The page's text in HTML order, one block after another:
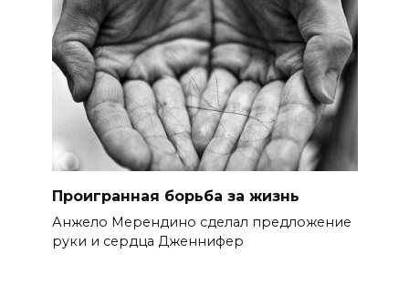
Проигранная борьба за жизнь
Анжело Мерендино сделал предложение
руки и сердца Дженнифер